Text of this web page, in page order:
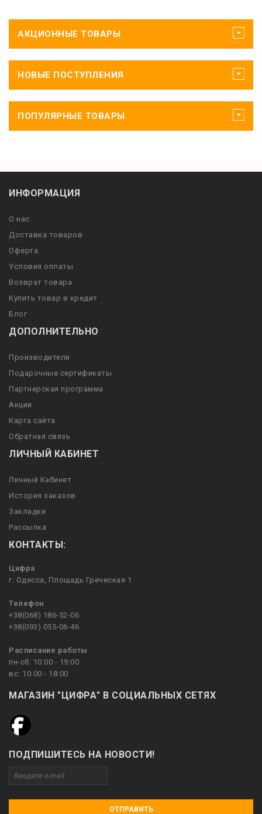
АКЦИОННЫЕ ТОВАРЫ
НОВЫЕ ПОСТУПЛЕНИЯ
ПОПУЛЯРНЫЕ ТОВАРЫ
ИНФОРМАЦИЯ
О нас
Доставка товаров
Оферта
Условия оплаты
Возврат товара
Купить товар в кредит
Блог
ДОПОЛНИТЕЛЬНО
Производители
Подарочные сертификаты
Партнерская программа
Акции
Карта сайта
Обратная связь
ЛИЧНЫЙ КАБИНЕТ
Личный Кабинет
История заказов
Закладки
Рассылка
КОНТАКТЫ:
Цифра
г. Одесса, Площадь Греческая 1
Телефон
+38(068) 186-52-06
+38(093) 055-06-46
Расписание работы
пн-сб: 10:00 - 19:00
вс: 10:00 - 18:00
МАГАЗИН "ЦИФРА" В СОЦИАЛЬНЫХ СЕТЯХ
ПОДПИШИТЕСЬ НА НОВОСТИ!
ОТПРАВИТЬ